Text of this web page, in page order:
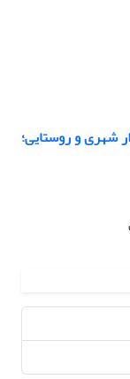
شهری و روستایی؛